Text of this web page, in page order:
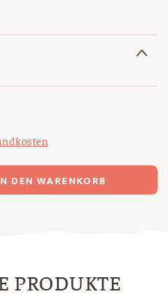
DEN WARENKORB
PRODUKTE